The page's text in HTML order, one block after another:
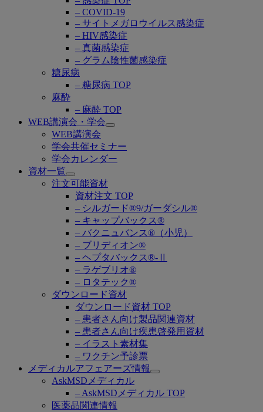
– COVID-19
– サイトメガロウイルス感染症
– HIV感染症
– 真菌感染症
– グラム陰性菌感染症
糖尿病
– 糖尿病 TOP
麻酔
– 麻酔 TOP
WEB講演会・学会
Open
WEB講演会
学会共催セミナー
学会カレンダー
資材一覧
Open
submenu
注文可能資材
資材注文 TOP
– シルガード®9/ガーダシル®
– キャップバックス®
– バクニュバンス®（小児）
– ブリディオン®
– ヘプタバックス®-Ⅱ
– ラゲブリオ®
– ロタテック®
ダウンロード資材
ダウンロード資材 TOP
– 患者さん向け製品関連資材
– 患者さん向け疾患啓発用資材
– イラスト素材集
– ワクチン予診票
メディカルアフェアーズ情報
Open
AskMSDメディカル
– AskMSDメディカル TOP
医薬品関連情報